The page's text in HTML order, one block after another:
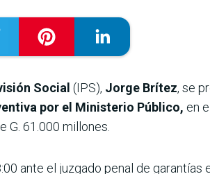
Social (IPS), Jorge Brítez, se
por el Ministerio Público, en
G. 61.000 millones.
ante el juzgado penal de